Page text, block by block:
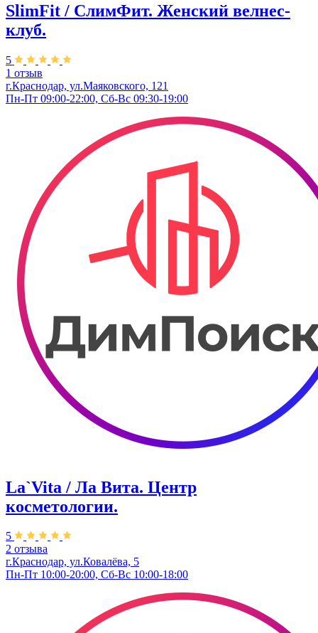
SlimFit / СлимФит. Женский велнес-
клуб.
5
1 отзыв
г.Краснодар, ул.Маяковского, 121
Пн-Пт 09:00-22:00, Сб-Вс 09:30-19:00
La`Vita / Ла Вита. Центр
косметологии.
5
2 отзыва
г.Краснодар, ул.Ковалёва, 5
Пн-Пт 10:00-20:00, Сб-Вс 10:00-18:00